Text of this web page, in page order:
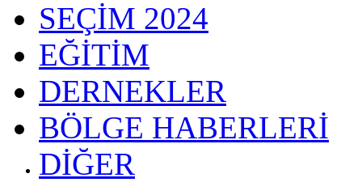
SEÇİM 2024
EĞİTİM
DERNEKLER
BÖLGE HABERLERİ
DİĞER